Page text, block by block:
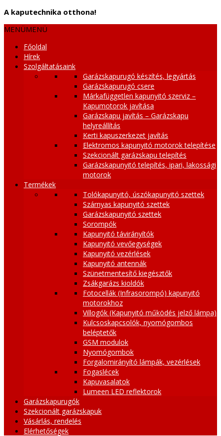
A kaputechnika otthona!
MENÜMENÜ
Főoldal
Hírek
Szolgáltatásaink
Garázskapurugó készítés, legyártás
Garázskapurugó csere
Márkafüggetlen kapunyitó szerviz –
Kapumotorok javítása
Garázskapu javítás – Garázskapu
helyreállítás
Kerti kapuszerkezet javítás
Elektromos kapunyitó motorok telepítése
Szekcionált garázskapu telepítés
Garázskapunyitó telepítés, ipari, lakossági
motorok
Termékek
Tolókapunyitó, úszókapunyitó szettek
Szárnyas kapunyitó szettek
Garázskapunyitó szettek
Sorompók
Kapunyitó távirányítók
Kapunyitó vevőegységek
Kapunyitó vezérlések
Kapunyitó antennák
Szünetmentesítő kiegésztők
Zsákgarázs kioldók
Fotocellák (Infrasorompó) kapunyitó
motorokhoz
Villogók (Kapunyitó működés jelző lámpa)
Kulcsoskapcsolók, nyomógombos
beléptetők
GSM modulok
Nyomógombok
Forgalomirányító lámpák, vezérlések
Fogaslécek
Kapuvasalatok
Lumeen LED reflektorok
Garázskapurugók
Szekcionált garázskapuk
Vásárlás, rendelés
Elérhetőségek